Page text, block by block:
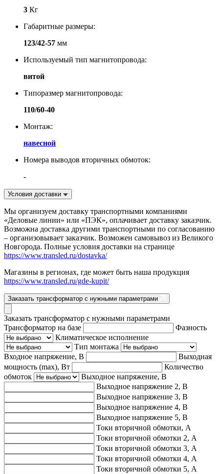
3 Кг
Габаритные размеры:
123/42-57 мм
Используемый тип магнитопровода:
витой
Типоразмер магнитопровода:
110/60-40
Монтаж:
навесной
Номера выводов вторичных обмоток:
-
Условия доставки
Мы организуем доставку транспортными компаниями
«Деловые линии» или «ПЭК», оплачивает доставку заказчик.
Возможна доставка другими транспортными по согласованию
– организовывает заказчик. Возможен самовывоз из Великого
Новгорода. Полные условия доставки на странице
https://www.transled.ru/dostavka/
Магазины в регионах, где может быть наша продукция
https://www.transled.ru/gde-kupit/
Заказать трансформатор с нужными параметрами
Заказать трансформатор с нужными параметрами
Трансформатор на базе
Фазность
Климатическое исполнение
Тип монтажа
Входное напряжение, В
Выходная
мощность (max), Вт
Количество
обмоток
Выходное напряжение, В
Выходное напряжение 2, В
Выходное напряжение 3, В
Выходное напряжение 4, В
Выходное напряжение 5, В
Токи вторичной обмотки, А
Токи вторичной обмотки 2, А
Токи вторичной обмотки 3, А
Токи вторичной обмотки 4, А
Токи вторичной обмотки 5, А